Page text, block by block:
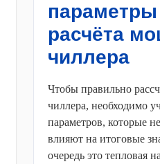
расчёта
чиллера
Чтобы правильно
чиллера, необходимо
параметров, которые
влияют на итоговые
очередь это тепловая